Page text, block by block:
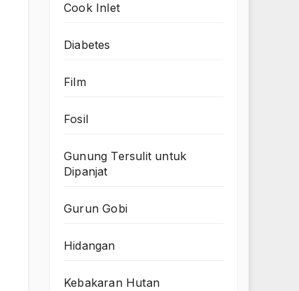
Cook Inlet
Diabetes
Film
Fosil
Gunung Tersulit untuk
Dipanjat
Gurun Gobi
Hidangan
Kebakaran Hutan